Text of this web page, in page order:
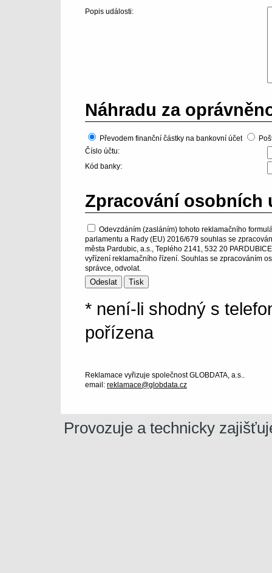
Popis události:
Náhradu za
Převodem finanční částky na bankovní účet
Číslo účtu:
Kód banky:
Zpracování osobních
Odevzdáním (zasláním) tohoto reklamačního
parlamentu a Rady (EU) 2016/679 souhlas se
města Pardubic, a.s., Teplého 2141, 532 20
vyřízení reklamačního řízení. Souhlas se zpracováním
správce, odvolat.
* není-li shodný s
pořízena
Reklamace vyřizuje společnost GLOBDATA, a.s..
email: reklamace@globdata.cz
Provozuje a technicky